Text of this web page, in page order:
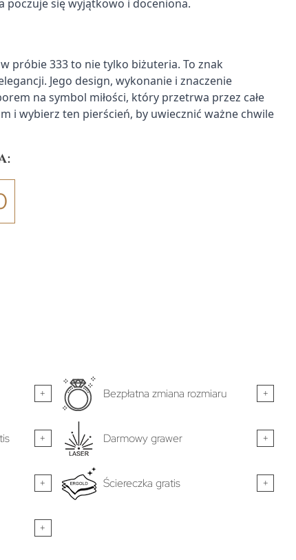
poczuje się wyjątkowo i doceniona.
próbie 333 to nie tylko biżuteria. To znak
Jego design, wykonanie i znaczenie
na symbol miłości, który przetrwa przez całe
i wybierz ten pierścień, by uwiecznić ważne chwile
+ Bezpłatna zmiana rozmiaru +
+ Darmowy grawer +
+ Ściereczka gratis +
+